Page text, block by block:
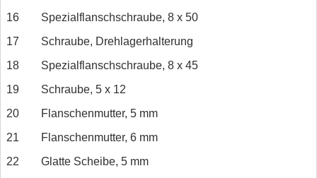
16
Spezialflanschschraube, 8 x 50
17
Schraube, Drehlagerhalterung
18
Spezialflanschschraube, 8 x 45
19
Schraube, 5 x 12
20
Flanschenmutter, 5 mm
21
Flanschenmutter, 6 mm
22
Glatte Scheibe, 5 mm